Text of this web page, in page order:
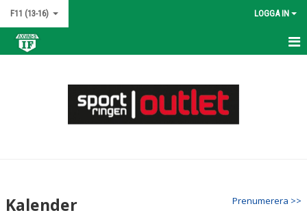
F11 (13-16) LOGGA IN
Prenumerera >>
Kalender